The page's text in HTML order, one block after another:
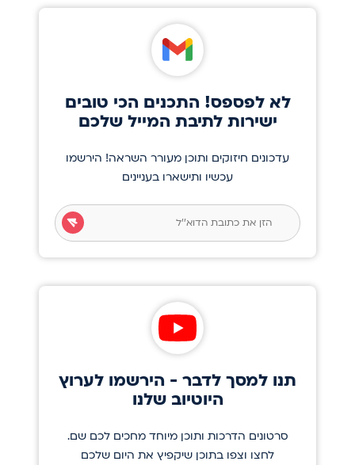
לא לפספס! התכנים הכי טובים
ישירות לתיבת המייל שלכם
עדכונים חיזוקים ותוכן מעורר השראה! הירשמו
עכשיו ותישארו בעניינים
תנו למסך לדבר - הירשמו לערוץ
היוטיוב שלנו
סרטונים הדרכות ותוכן מיוחד מחכים לכם שם.
לחצו וצפו בתוכן שיקפיץ את היום שלכם